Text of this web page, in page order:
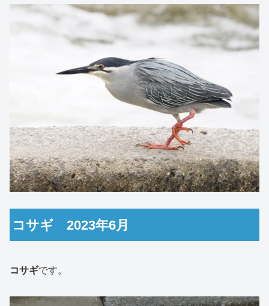
コサギ 2023年6月
コサギです。